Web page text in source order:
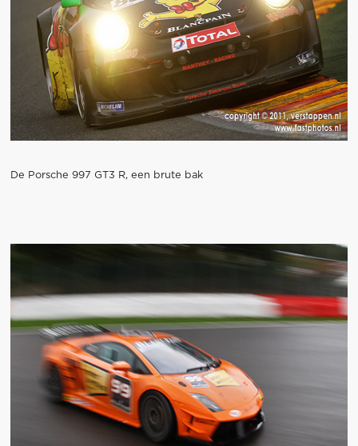
De Porsche 997 GT3 R, een brute bak